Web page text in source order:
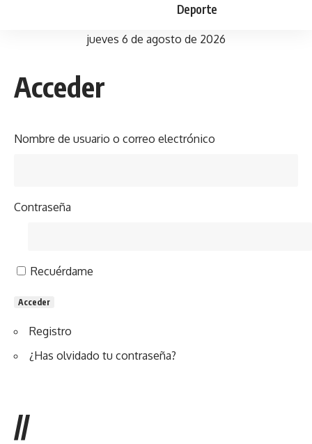
Deporte
jueves 6 de agosto de 2026
Acceder
Nombre de usuario o correo electrónico
Contraseña
Recuérdame
Acceder
Registro
¿Has olvidado tu contraseña?
//